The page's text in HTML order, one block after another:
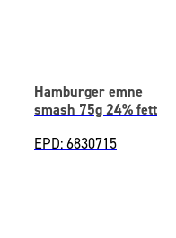
Hamburger emne
smash 75g 24% fett
EPD: 6830715